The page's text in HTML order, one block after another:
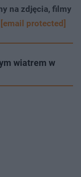
na zdjęcia, filmy
[email protected]
wiatrem w